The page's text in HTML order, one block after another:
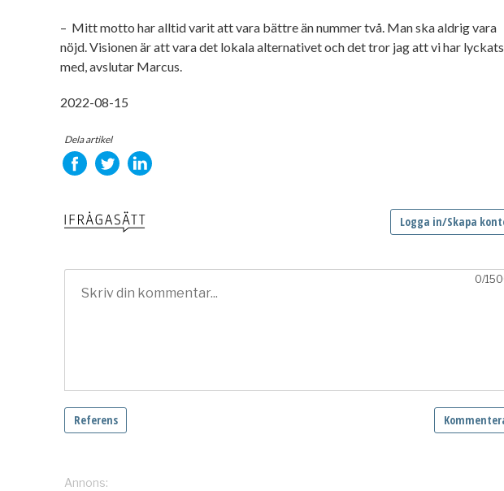
– Mitt motto har alltid varit att vara bättre än nummer två. Man ska aldrig vara
nöjd. Visionen är att vara det lokala alternativet och det tror jag att vi har lyckats
med, avslutar Marcus.
2022-08-15
Dela artikel